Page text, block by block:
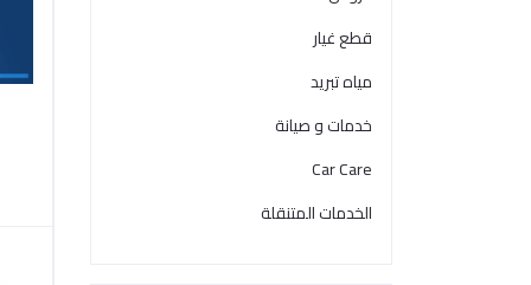
قطع غيار
مياه تبريد
خدمات و صيانة
Car Care
الخدمات المتنقلة